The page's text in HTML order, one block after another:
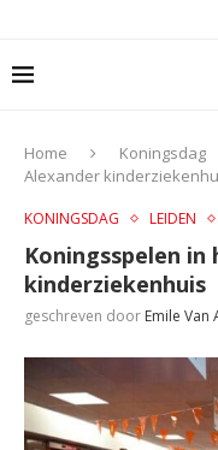
Home Koningsdag
Alexander
KONINGSDAG LEIDEN
Koningsspelen
kinderziekenhuis
geschreven door Emile Van